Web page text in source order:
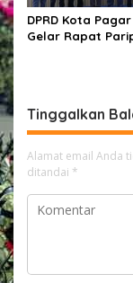
DPRD Kota
Gelar Rapat
Tinggalkan
Alamat email Anda
ditandai *